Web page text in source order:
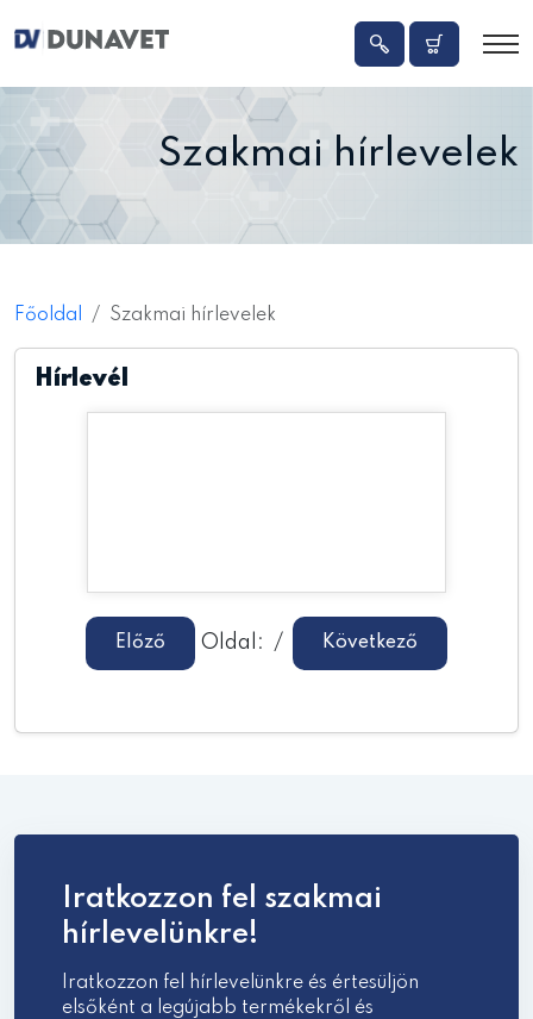
Szakmai hírlevelek
Főoldal Szakmai hírlevelek
Hírlevél
Előző Oldal: / Következő
Iratkozzon fel szakmai
hírlevelünkre!
Iratkozzon fel hírlevelünkre és értesüljön
elsőként a legújabb termékekről és